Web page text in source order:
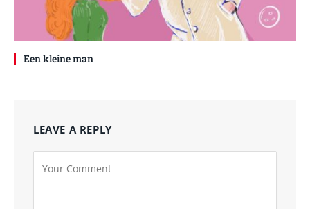
Een kleine man
LEAVE A REPLY